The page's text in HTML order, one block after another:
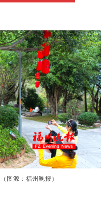
图源：福州晚报）